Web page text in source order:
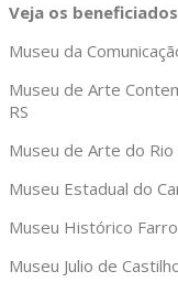
Veja os
Museu da
Museu de Arte
RS
Museu de Arte do Rio
Museu Estadual do
Museu Histórico
Museu Julio de